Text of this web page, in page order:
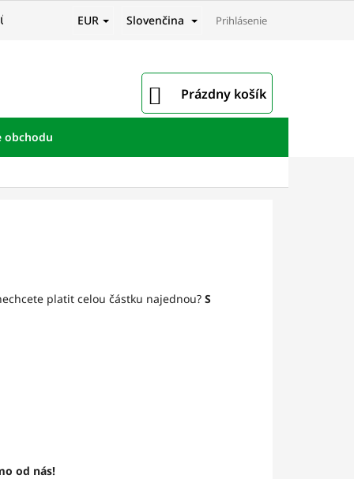
EUR Slovenčina Prihlásenie
NÁKUPNÝ
KOŠÍK
Prázdny košík
obchodu
platit celou částku najednou? S
od nás!